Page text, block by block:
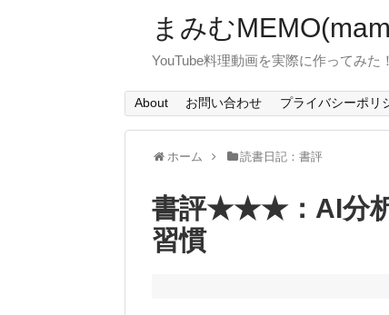
まみむ
YouTube料理動画を実際に作ってみ
About お問い合わせ プライバシーポリ
ホーム 読書日記：書評
書評★★★：AI分析
習慣